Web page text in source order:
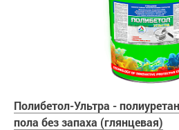
Полибетол-Ультра -
пола без запаха (глянцевая)